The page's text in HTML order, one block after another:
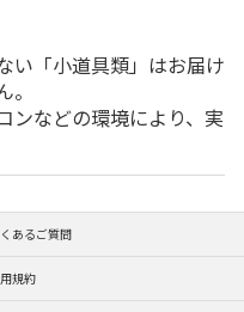
い「小道具類」はお届け
ンなどの環境により、実
あるご質問
規約